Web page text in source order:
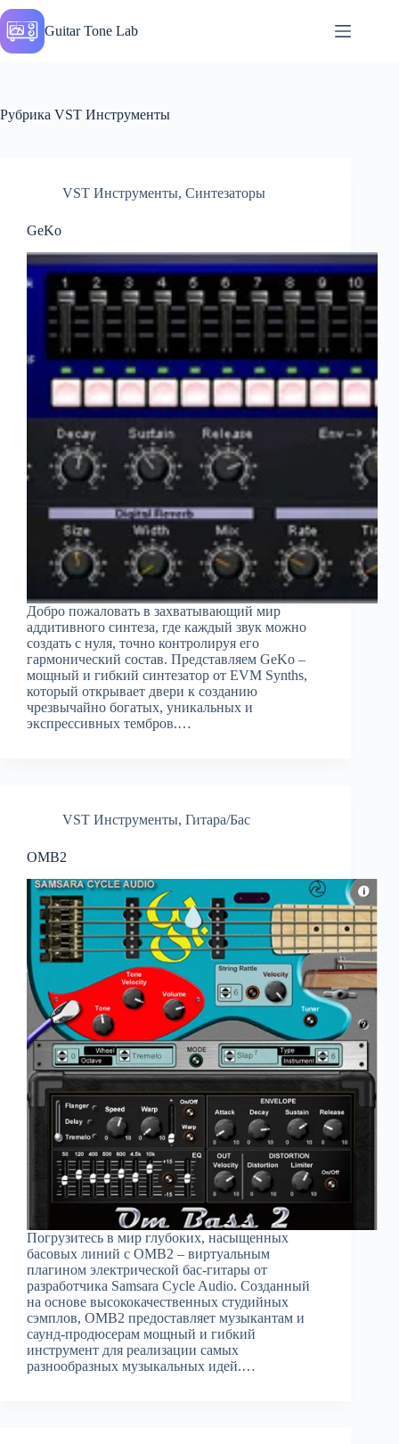
Перейти
к
сути
Guitar Tone Lab
Рубрика VST Инструменты
VST Инструменты, Синтезаторы
GeKo
Добро пожаловать в захватывающий мир
аддитивного синтеза, где каждый звук можно
создать с нуля, точно контролируя его
гармонический состав. Представляем GeKo –
мощный и гибкий синтезатор от EVM Synths,
который открывает двери к созданию
чрезвычайно богатых, уникальных и
экспрессивных тембров.…
VST Инструменты, Гитара/Бас
OMB2
Погрузитесь в мир глубоких, насыщенных
басовых линий с OMB2 – виртуальным
плагином электрической бас-гитары от
разработчика Samsara Cycle Audio. Созданный
на основе высококачественных студийных
сэмплов, OMB2 предоставляет музыкантам и
саунд-продюсерам мощный и гибкий
инструмент для реализации самых
разнообразных музыкальных идей.…